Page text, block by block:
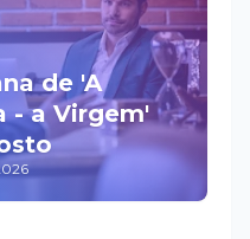
de 'A
- a Virgem'